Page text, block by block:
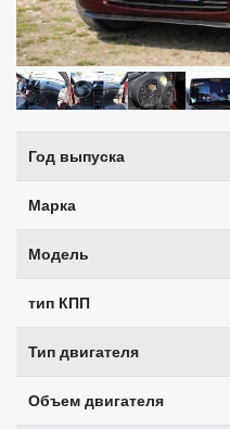
Год выпуска
Марка
Модель
тип КПП
Тип двигателя
Объем двигателя